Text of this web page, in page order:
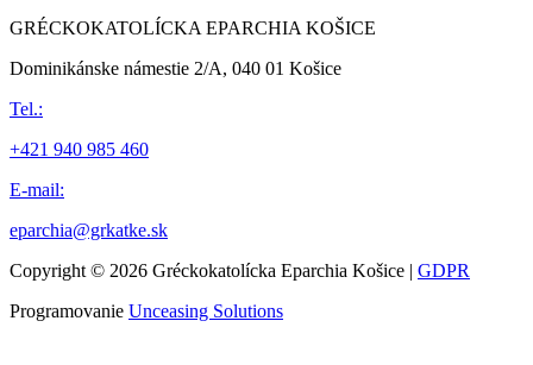
GRÉCKOKATOLÍCKA EPARCHIA KOŠICE
Dominikánske námestie 2/A, 040 01 Košice
Tel.:
+421 940 985 460
E-mail:
eparchia@grkatke.sk
Copyright © 2026 Gréckokatolícka Eparchia Košice | GDPR
Programovanie Unceasing Solutions